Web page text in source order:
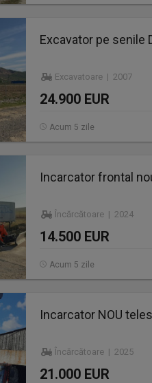
Excavator pe senile
Excavatoare | 2007
24.900 EUR
Acum 5 zile
Incarcator frontal
Încărcătoare | 2024
14.500 EUR
Acum 5 zile
Incarcator NOU
Încărcătoare | 2025
21.000 EUR